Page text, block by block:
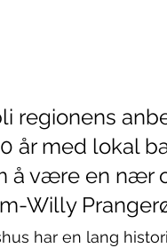
regionens
år med lokal
å være en nær
Willy
har en lang